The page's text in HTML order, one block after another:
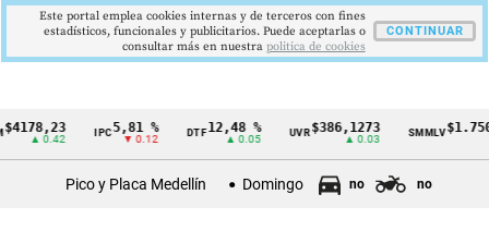
Cintillo
0.42
IPC 5,81 %
▼ 0.12
DTF 12,48 %
▲ 0.05
UVR $386,1273
▲ 0.03
SMMLV$1.750.905
Pico y Placa Medellín Domingo no no
Este portal emplea cookies internas y de terceros con fines
estadísticos, funcionales y publicitarios. Puede aceptarlas o
consultar más en nuestra politica de cookies
CONTINUAR